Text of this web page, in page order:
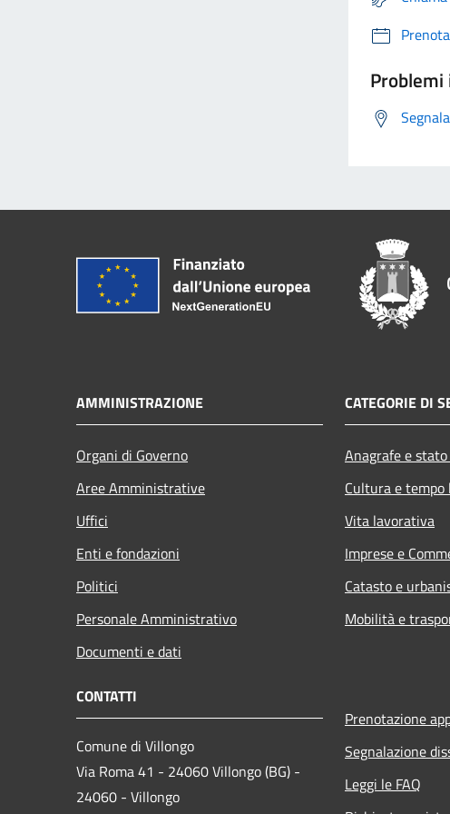
AMMINISTRAZIONE
Organi di Governo
Aree Amministrative
Uffici
Enti e fondazioni
Politici
Personale Amministrativo
Documenti e dati
CATEGORIE DI
Anagrafe e
Cultura e tempo
Vita lavorativa
Imprese e
Catasto e
Mobilità e
CONTATTI
Comune di Villongo
Via Roma 41 - 24060 Villongo (BG) -
24060 - Villongo
Prenotazione
Segnalazione
Leggi le FAQ